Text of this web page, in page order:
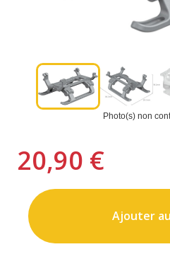
Photo(s) non
20,90 €
Ajouter